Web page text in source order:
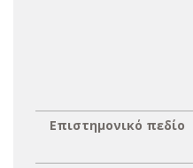
Επιστημονικό πεδίο